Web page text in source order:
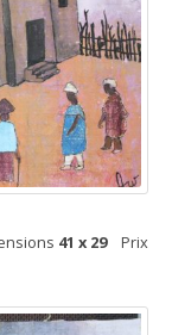
41 x 29Prix